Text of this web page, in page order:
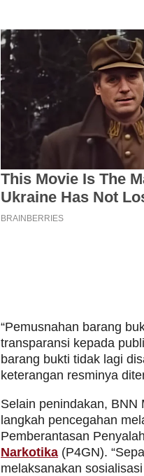
“Pemusnahan barang
transparansi kepada
barang bukti tidak lagi
keterangan resminya
Selain penindakan, BNN
langkah pencegahan
Pemberantasan
Narkotika (P4GN).
melaksanakan